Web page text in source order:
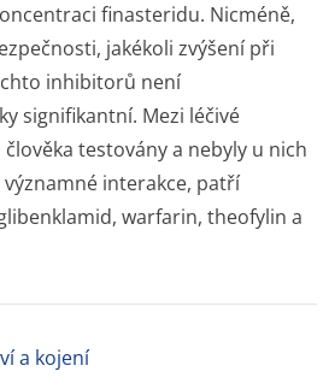
finasteridu. Nicméně,
jakékoli zvýšení při
inhibitorů není
signifikantní. Mezi léčivé
testovány a nebyly u nich
interakce, patří
warfarin, theofylin a
a kojení